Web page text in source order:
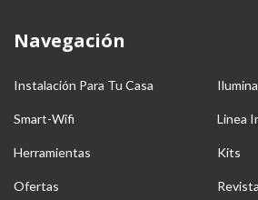
Navegación
Instalación Para Tu Casa
Smart-Wifi Linea
Herramientas Kits
Ofertas Revista